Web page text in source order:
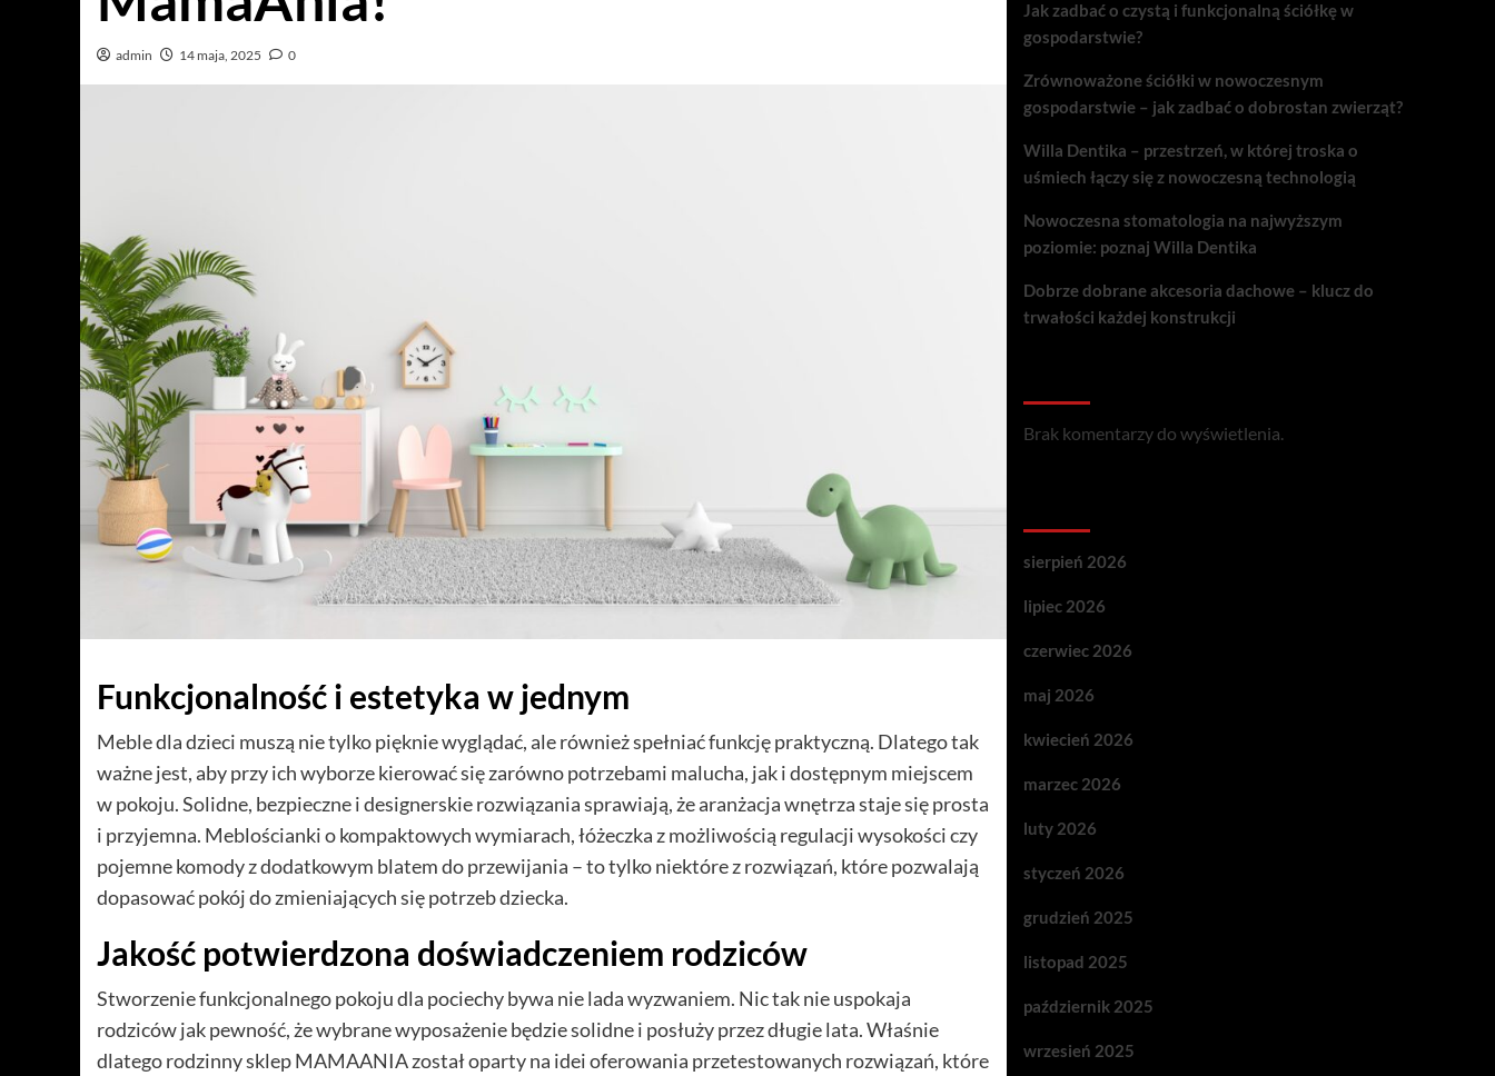
admin 14 maja, 2025 0
Funkcjonalność i estetyka w jednym
Meble dla dzieci muszą nie tylko pięknie wyglądać, ale również spełniać funkcję praktyczną. Dlatego tak
ważne jest, aby przy ich wyborze kierować się zarówno potrzebami malucha, jak i dostępnym miejscem
w pokoju. Solidne, bezpieczne i designerskie rozwiązania sprawiają, że aranżacja wnętrza staje się prosta
i przyjemna. Meblościanki o kompaktowych wymiarach, łóżeczka z możliwością regulacji wysokości czy
pojemne komody z dodatkowym blatem do przewijania – to tylko niektóre z rozwiązań, które pozwalają
dopasować pokój do zmieniających się potrzeb dziecka.
Jakość potwierdzona doświadczeniem rodziców
Stworzenie funkcjonalnego pokoju dla pociechy bywa nie lada wyzwaniem. Nic tak nie uspokaja
rodziców jak pewność, że wybrane wyposażenie będzie solidne i posłuży przez długie lata. Właśnie
dlatego rodzinny sklep MAMAANIA został oparty na idei oferowania przetestowanych rozwiązań, które
Jak zadbać o czystą i funkcjonalną ściółkę w
gospodarstwie?
Zrównoważone ściółki w nowoczesnym
gospodarstwie – jak zadbać o dobrostan zwierząt?
Willa Dentika – przestrzeń, w której troska o
uśmiech łączy się z nowoczesną technologią
Nowoczesna stomatologia na najwyższym
poziomie: poznaj Willa Dentika
Dobrze dobrane akcesoria dachowe – klucz do
trwałości każdej konstrukcji
Brak komentarzy do wyświetlenia.
sierpień 2026
lipiec 2026
czerwiec 2026
maj 2026
kwiecień 2026
marzec 2026
luty 2026
styczeń 2026
grudzień 2025
listopad 2025
październik 2025
wrzesień 2025